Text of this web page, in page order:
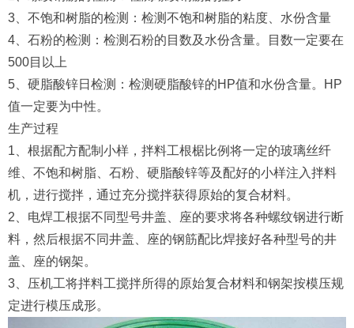
3、不饱和树脂的检测：检测不饱和树脂的粘度、水份含量
4、石粉的检测：检测石粉的目数及水份含量。目数一定要在
500目以上
5、硬脂酸锌日检测：检测硬脂酸锌的HP值和水份含量。HP
值一定要为中性。
生产过程
1、根据配方配制小样，拌料工根椐比例将一定的玻璃丝纤
维、不饱和树脂、石粉、硬脂酸锌等及配好的小样注入拌料
机，进行搅拌，通过充分搅拌获得原始的复合材料。
2、电焊工根据不同型号井盖、座的要求将各种螺纹钢进行断
料，然后根据不同井盖、座的钢筋配比焊接好各种型号的井
盖、座的钢架。
3、压机工将拌料工搅拌所得的原始复合材料和钢架按模压规
定进行模压成形。